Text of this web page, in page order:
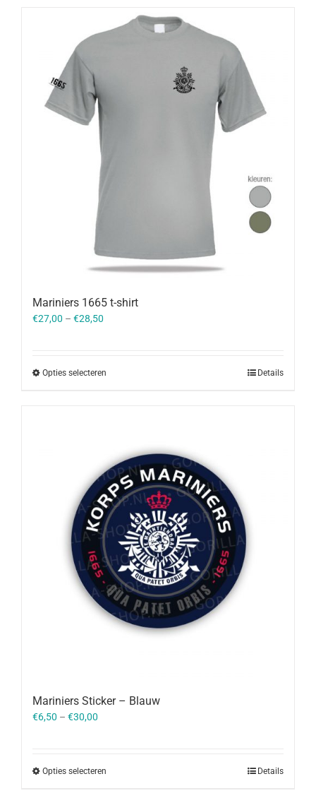
Mariniers 1665 t-shirt
€27,00 – €28,50
Opties selecteren Details
Mariniers Sticker – Blauw
€6,50 – €30,00
Opties selecteren Details